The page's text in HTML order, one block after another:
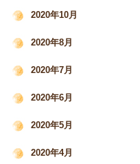
2020年10月
2020年8月
2020年7月
2020年6月
2020年5月
2020年4月